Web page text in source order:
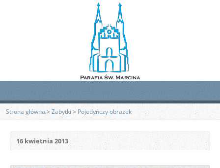
Strona główna> Zabytki >Pojedyńczy obrazek
16 kwietnia 2013